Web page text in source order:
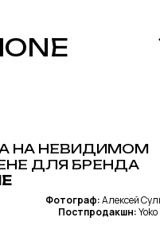
НА НЕВИДИМОМ
ДЛЯ БРЕНДА
Фотограф:Алексей
Постпродакшн:Yoko